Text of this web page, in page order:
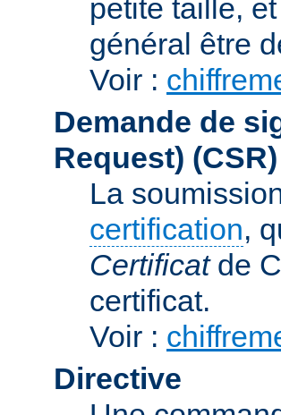
petite taille,
général être
Voir :
Demande de
Request) (CSR)
La
certification,
Certificatde
certificat.
Voir :
Directive